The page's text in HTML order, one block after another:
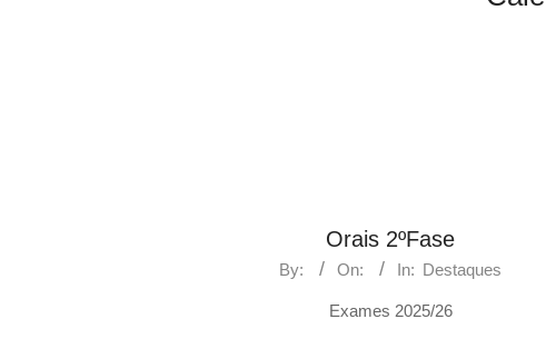
Orais 2ºFase
By: On: In: Destaques
Exames 2025/26